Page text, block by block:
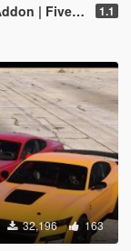
| FiveM] 1.1
32,196 163